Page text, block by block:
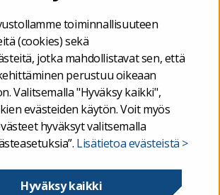
toiminnallisuuteen
(cookies) sekä
jotka mahdollistavat sen, että
perustuu oikeaan
Valitsemalla "Hyväksy kaikki",
evästeiden käytön. Voit myös
hyväksyt valitsemalla
Lisätietoa evästeistä >
Hyväksy kaikki